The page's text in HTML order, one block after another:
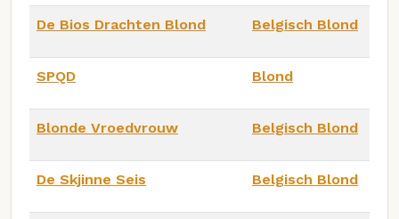
De Bios Drachten Blond Belgisch Blond
SPQD Blond
Blonde Vroedvrouw Belgisch Blond
De Skjinne Seis Belgisch Blond